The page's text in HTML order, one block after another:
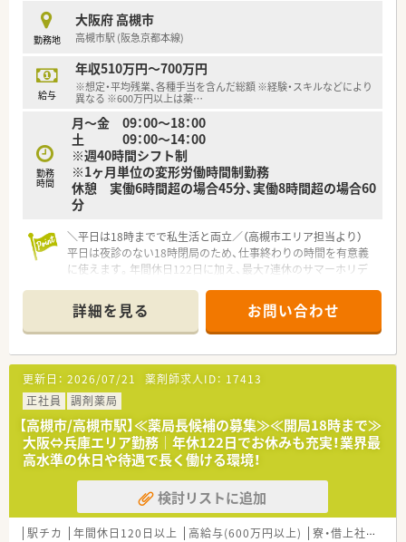
年間休日120日以上、「連続休暇制度（年に1回、最大9連休を取得
できる制度）」等
プライベートも充実出来る様にワークライフバランスを後押し
してくれる制度が充実しています。
〇社員割引制度、財形貯蓄制度、スポーツジム優待等が受けられ
る他、提携の保養施設は全国に40ヵ所あります。
〇産休・育休・時短勤務者2,097人以上等、どれも業界トップクラ
スの実績!
産休、育休取得はもちろんのこと、育児短時間勤務制度を実施
育児休業より復帰後、1日最大2時間短縮して勤務できる制度で
す。
法律では3歳までですが、同社では小学校就学時までの期間利用
可能♪
勤務地
大阪府 高槻市
高槻市駅 (阪急京都本線)
給与
年収510万円～700万円
※想定・平均残業、各種手当を含んだ総額 ※経験・スキルなどにより
異なる ※600万円以上は薬…
勤務
時間
月～金 09：00～18：00
土 09：00～14：00
※週40時間シフト制
※1ヶ月単位の変形労働時間制勤務
休憩 実働6時間超の場合45分、実働8時間超の場合60
分
＼平日は18時までで私生活と両立／（高槻市エリア担当より）
平日は夜診のない18時閉局のため、仕事終わりの時間を有意義
に使えます。年間休日122日に加え、最大7連休のサマーホリデ
＊------------------------------------------＊
【店舗情報と応需状況について】
■阪急京都本線の高槻市駅から徒歩2分という、非常にアクセス
が良く日々の通勤が快適な好立地にある調剤薬局です。
■大阪医科大病院の門前に位置しているため、総合科目の多種多
様な処方箋を応需しており確実にスキルアップが図れます。
■1日あたりの処方箋応需枚数は約120枚となっており、常時5名
から6名の厚い薬剤師体制を配置して業務に取り組んでいます。
【想定される業務内容】
■大学病院からの多岐にわたる処方箋に基づく正確な調剤をは
じめ、二重監査システムを用いた厳格な監査業務を行います。
■患者様一人ひとりと丁寧に向き合い、お薬に対する不安や疑問
を解消するためのきめ細やかな服薬指導を担当していただきま
す。
詳細を見る お問い合わせ
更新日： 2026/07/21 薬剤師求人ID： 17413
正社員
調剤薬局
【高槻市/高槻市駅】≪薬局長候補の募集≫≪開局18時まで≫
大阪⇔兵庫エリア勤務│年休122日でお休みも充実！業界最
高水準の休日や待遇で長く働ける環境！
検討リストに追加
駅チカ 年間休日120日以上 高給与(600万円以上) 寮・借上社宅あり